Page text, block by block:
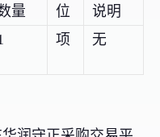
量
位
说明
项 无